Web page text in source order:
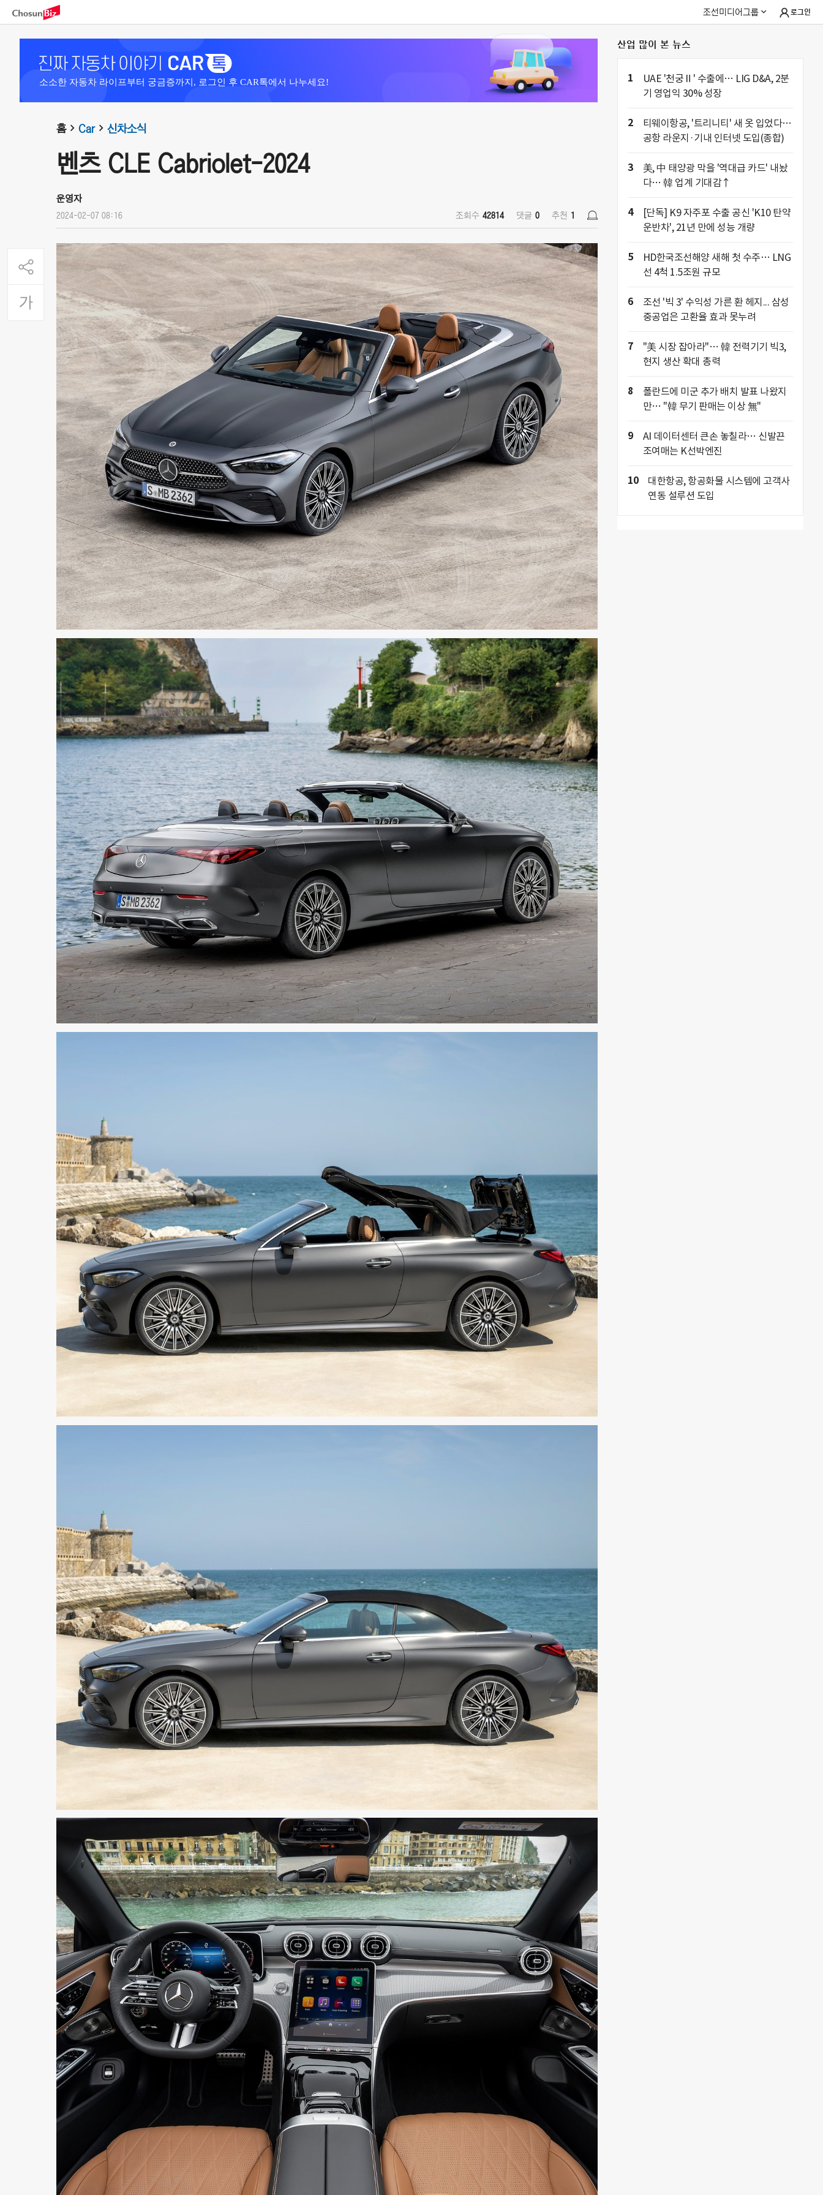
조선미디어그룹 로그인
소소한 자동차 라이프부터 궁금증까지, 로그인 후 CAR톡에서 나누세요!
홈 Car 신차소식
벤츠 CLE Cabriolet-2024
운영자
2024-02-07 08:16 조회수 42814 댓글 0 추천 1
산업 많이 본 뉴스